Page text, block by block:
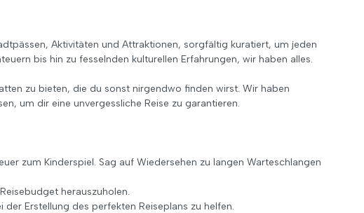
Aktivitäten und Attraktionen, sorgfältig kuratiert, um jeden
bis hin zu fesselnden kulturellen Erfahrungen, wir haben alles.
zu bieten, die du sonst nirgendwo finden wirst. Wir haben
um dir eine unvergessliche Reise zu garantieren.
zum Kinderspiel. Sag auf Wiedersehen zu langen Warteschlangen
herauszuholen.
Erstellung des perfekten Reiseplans zu helfen.